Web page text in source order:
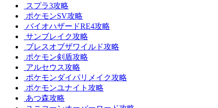
スプラ3攻略
ポケモンSV攻略
バイオハザードRE4攻略
サンブレイク攻略
ブレスオブザワイルド攻略
ポケモン剣盾攻略
アルセウス攻略
ポケモンダイパリメイク攻略
ポケモンユナイト攻略
あつ森攻略